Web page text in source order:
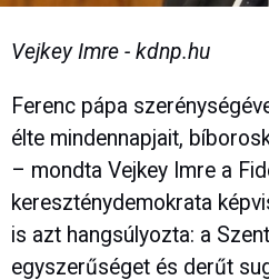
Vejkey Imre - kdnp.hu
Ferenc pápa
élte mindennapjait,
– mondta Vejkey Imre a
kereszténydemokrata
is azt hangsúlyozta: a
egyszerűséget és derűt